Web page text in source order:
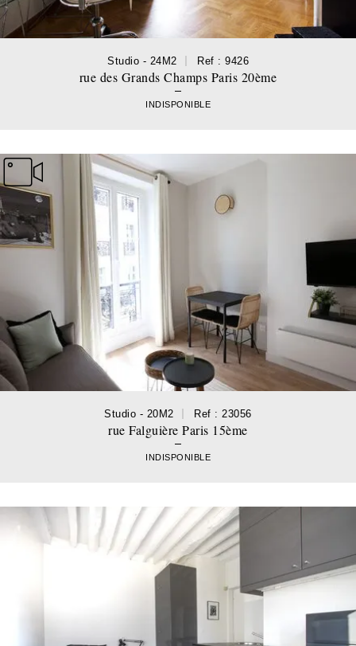
Studio - 24M2 Ref : 9426
rue des Grands Champs Paris 20ème
INDISPONIBLE
Studio - 20M2 Ref : 23056
rue Falguière Paris 15ème
INDISPONIBLE